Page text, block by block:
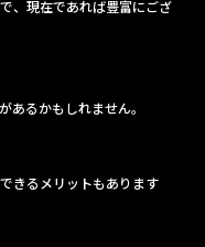
、現在であれば豊富にござ
あるかもしれません。
きるメリットもあります